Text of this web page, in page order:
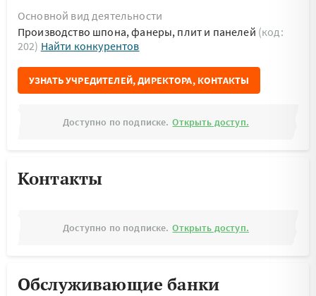
Основной вид деятельности
Производство шпона, фанеры, плит и панелей (код:
202) Найти конкурентов
УЗНАТЬ УЧРЕДИТЕЛЕЙ, ДИРЕКТОРА, КОНТАКТЫ
Доступно по подписке. Открыть доступ.
Контакты
Доступно по подписке. Открыть доступ.
Обслуживающие банки